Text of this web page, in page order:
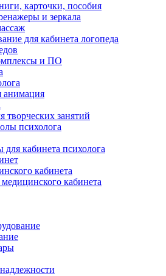
карточки, пособия
и зеркала
для кабинета логопеда
и ПО
анимация
творческих занятий
психолога
кабинета психолога
кабинета
кабинета